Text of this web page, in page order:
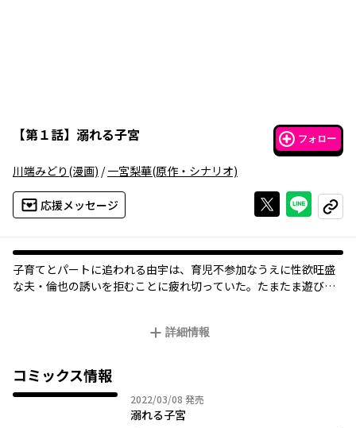
【第１話】 溺れる子宮 フォロー
川端みどり (漫画) /一宮梨華(原作・シナリオ)
応援メッセージ Xで投稿する
ライン
コピー
子育てとパートに追われる由宇は、育児不参加なうえに性欲旺盛
な夫・倫也の誘いを拒むことに疲れ切っていた。たまたま遊びに
詳細情報
コミックス情報
2022/03/08 2022年03月08日
発売
溺れる子宮